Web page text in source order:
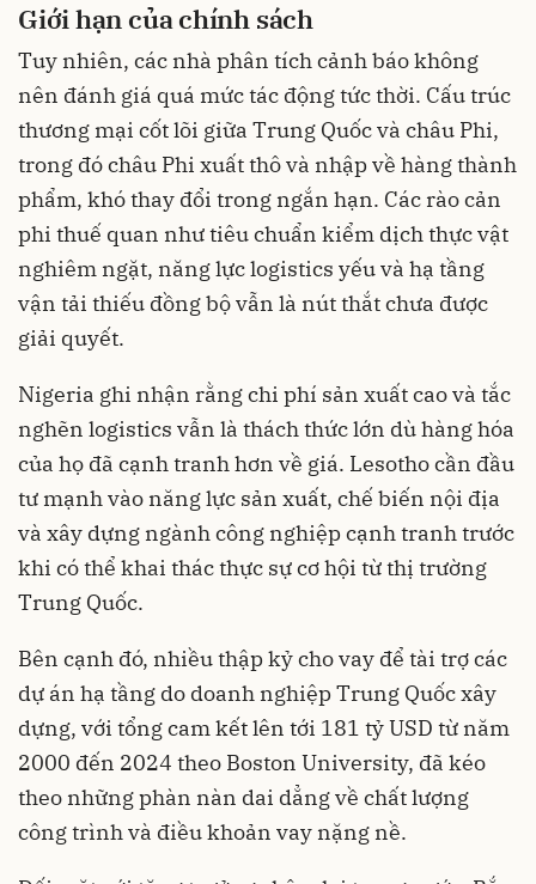
Giới hạn của chính sách
Tuy nhiên, các nhà phân tích cảnh báo không
nên đánh giá quá mức tác động tức thời. Cấu trúc
thương mại cốt lõi giữa Trung Quốc và châu Phi,
trong đó châu Phi xuất thô và nhập về hàng thành
phẩm, khó thay đổi trong ngắn hạn. Các rào cản
phi thuế quan như tiêu chuẩn kiểm dịch thực vật
nghiêm ngặt, năng lực logistics yếu và hạ tầng
vận tải thiếu đồng bộ vẫn là nút thắt chưa được
giải quyết.
Nigeria ghi nhận rằng chi phí sản xuất cao và tắc
nghẽn logistics vẫn là thách thức lớn dù hàng hóa
của họ đã cạnh tranh hơn về giá. Lesotho cần đầu
tư mạnh vào năng lực sản xuất, chế biến nội địa
và xây dựng ngành công nghiệp cạnh tranh trước
khi có thể khai thác thực sự cơ hội từ thị trường
Trung Quốc.
Bên cạnh đó, nhiều thập kỷ cho vay để tài trợ các
dự án hạ tầng do doanh nghiệp Trung Quốc xây
dựng, với tổng cam kết lên tới 181 tỷ USD từ năm
2000 đến 2024 theo Boston University, đã kéo
theo những phàn nàn dai dẳng về chất lượng
công trình và điều khoản vay nặng nề.